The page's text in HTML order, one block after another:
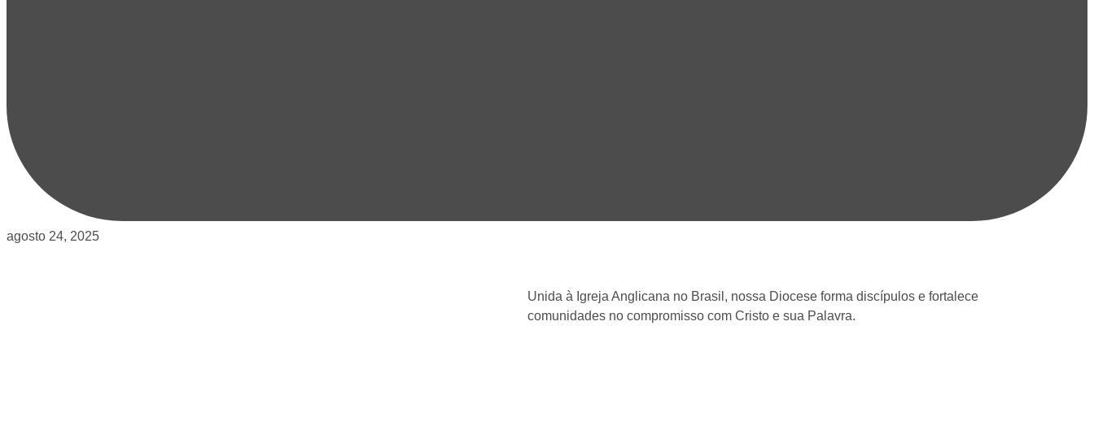
agosto 24, 2025
Unida à Igreja Anglicana no Brasil, nossa Diocese forma discípulos e fortalece
comunidades no compromisso com Cristo e sua Palavra.